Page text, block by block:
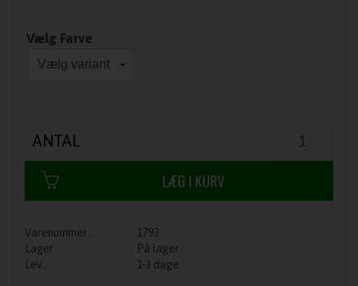
Vælg Farve
ANTAL
1793
På lager
1-3 dage